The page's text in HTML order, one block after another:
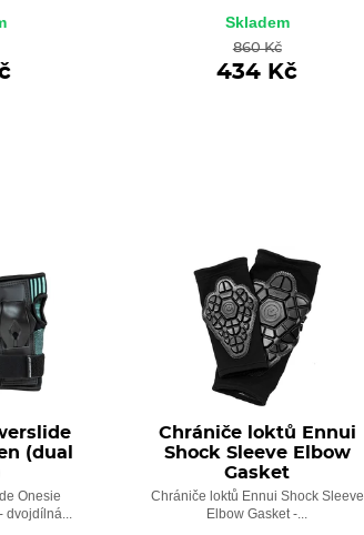
Skladem
860 Kč
434 Kč
(dual
Onesie
dvojdílná...
Chrániče loktů Ennui
Shock Sleeve Elbow
Gasket
Chrániče loktů Ennui Shock Sleeve
Elbow Gasket -...